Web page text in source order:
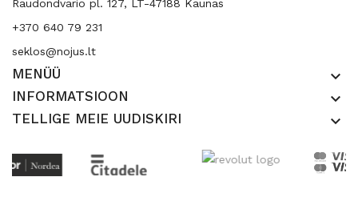
Raudondvario pl. 127, LT-47188 Kaunas
+370 640 79 231
seklos@nojus.lt
MENÜÜ keyboard_arrow_down
INFORMATSIOON keyboard_arrow_down
TELLIGE MEIE UUDISKIRI keyboard_arrow_down